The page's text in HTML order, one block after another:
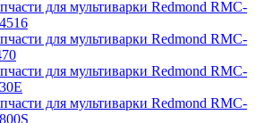
для мультиварки Redmond RMC-
для мультиварки Redmond RMC-
для мультиварки Redmond RMC-
для мультиварки Redmond RMC-